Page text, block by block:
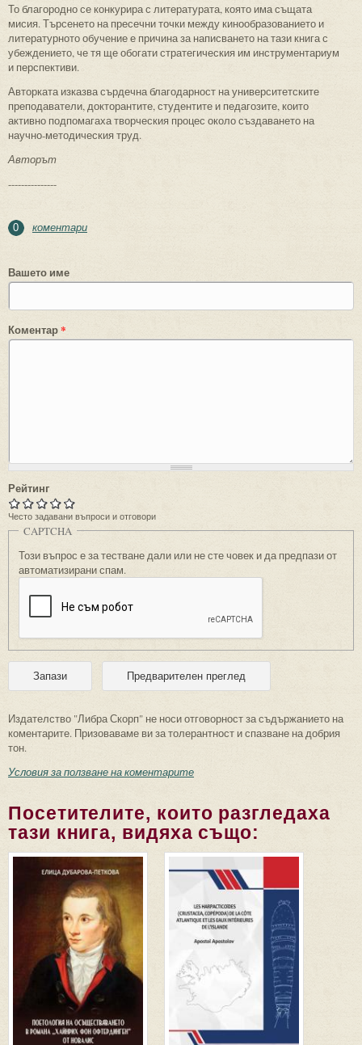
То благородно се конкурира с литературата, която има същата
мисия. Търсенето на пресечни точки между кинообразованието и
литературното обучение е причина за написването на тази книга с
убеждението, че тя ще обогати стратегическия им инструментариум
и перспективи.
Авторката изказва сърдечна благодарност на университетските
преподаватели, докторантите, студентите и педагозите, които
активно подпомагаха творческия процес около създаването на
научно-методическия труд.
Авторът
---------------
0 коментари
Вашето име
Коментар*
Рейтинг
Често задавани въпроси и отговори
CAPTCHA
Този въпрос е за тестване дали или не сте човек и да предпази от
автоматизирани спам.
Издателство "Либра Скорп" не носи отговорност за съдържанието на
коментарите. Призоваваме ви за толерантност и спазване на добрия
тон.
Условия за ползване на коментарите
Посетителите, които разгледаха
тази книга, видяха също: